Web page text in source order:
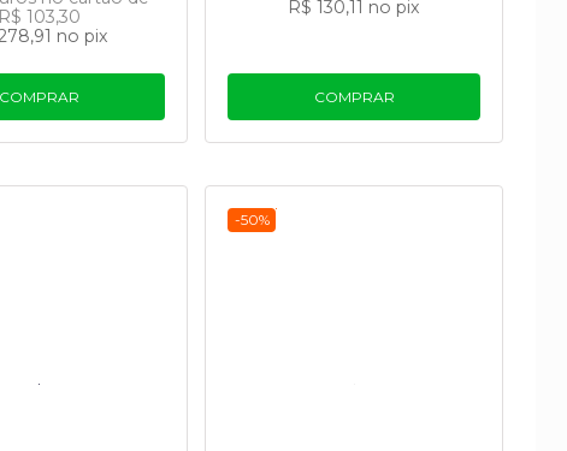
R$ 103,30
no pix
COMPRAR
R$ 130,11 no pix
COMPRAR
-50%